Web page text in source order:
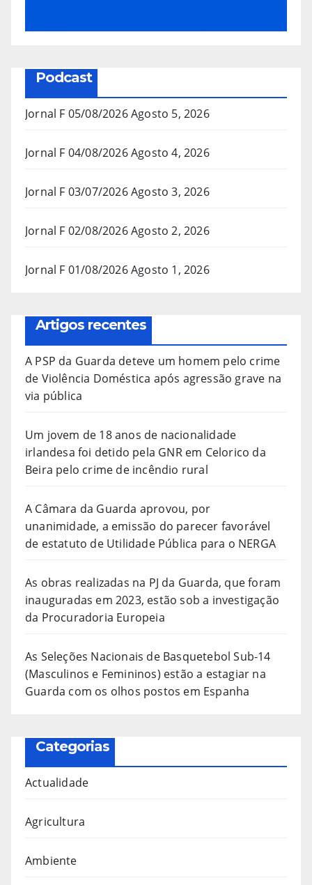
Podcast
Jornal F 05/08/2026Agosto 5, 2026
Jornal F 04/08/2026Agosto 4, 2026
Jornal F 03/07/2026Agosto 3, 2026
Jornal F 02/08/2026Agosto 2, 2026
Jornal F 01/08/2026Agosto 1, 2026
Artigos recentes
A PSP da Guarda deteve um homem pelo crime
de Violência Doméstica após agressão grave na
via pública
Um jovem de 18 anos de nacionalidade
irlandesa foi detido pela GNR em Celorico da
Beira pelo crime de incêndio rural
A Câmara da Guarda aprovou, por
unanimidade, a emissão do parecer favorável
de estatuto de Utilidade Pública para o NERGA
As obras realizadas na PJ da Guarda, que foram
inauguradas em 2023, estão sob a investigação
da Procuradoria Europeia
As Seleções Nacionais de Basquetebol Sub-14
(Masculinos e Femininos) estão a estagiar na
Guarda com os olhos postos em Espanha
Categorias
Actualidade
Agricultura
Ambiente